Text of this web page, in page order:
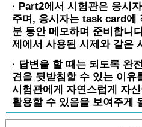
· Part2에서 시험관은 응시
주며, 응시자는 task card에
분 동안 메모하며 준비합니
제에서 사용된 시제와 같은
· 답변을 할 때는 되도록 완
견을 뒷받침할 수 있는 이유
시험관에게 자연스럽게 자
활용할 수 있음을 보여주게